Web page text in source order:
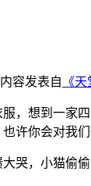
内容发表自 《
，想到一家
许你会对我
哭，小猫偷